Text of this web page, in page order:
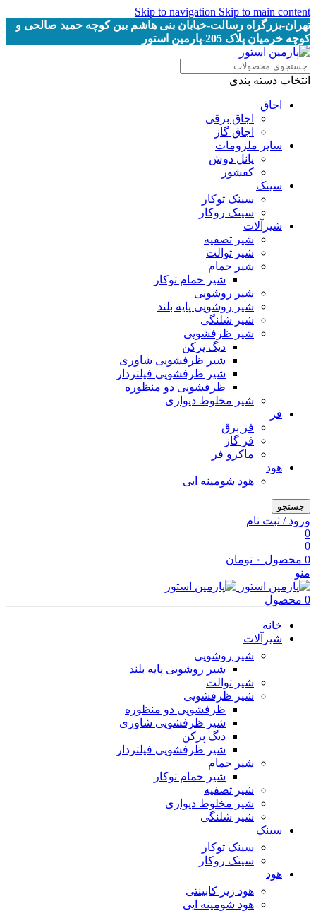
Skip to navigation Skip to main content
تهران-بزرگراه رسالت-خیابان بنی هاشم بین کوچه حمید صالحی و
کوچه خرمیان پلاک 205-پارمین استور
انتخاب دسته بندی
اجاق
اجاق برقى
اجاق گاز
سایر ملزومات
پانل دوش
کفشور
سینک
سینک توکار
سینک روکار
شیرآلات
شیر تصفیه
شیر توالت
شیر حمام
شیر حمام توکار
شیر روشویی
شیر روشویی پایه بلند
شیر شلنگی
شیر ظرفشویی
دیگ پرکن
شیر ظرفشویی شاوری
شیر ظرفشویی فیلتردار
ظرفشویی دو منظوره
شیر مخلوط دیواری
فر
فر برق
فر گاز
ماكرو فر
هود
هود شومینه ایی
جستجو
ورود / ثبت نام
0
0
0 محصول ۰ تومان
منو
0 محصول
خانه
شیرآلات
شیر روشویی
شیر روشویی پایه بلند
شیر توالت
شیر ظرفشویی
ظرفشویی دو منظوره
شیر ظرفشویی شاوری
دیگ پرکن
شیر ظرفشویی فیلتردار
شیر حمام
شیر حمام توکار
شیر تصفیه
شیر مخلوط دیواری
شیر شلنگی
سینک
سینک توکار
سینک روکار
هود
هود زیر كابینتی
هود شومینه ایی